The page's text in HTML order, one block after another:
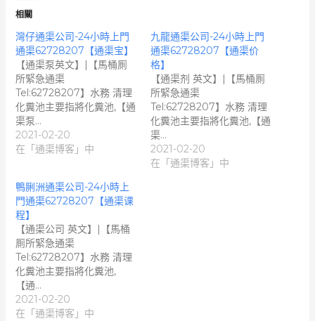
相關
灣仔通渠公司-24小時上門
通渠62728207【通渠宝】
【通渠泵英文】|【馬桶厠
所緊急通渠
Tel:62728207】水務 清理
化糞池主要指將化糞池,【通
渠泵…
2021-02-20
在「通渠博客」中
九龍通渠公司-24小時上門
通渠62728207【通渠价
格】
【通渠剂 英文】|【馬桶厠
所緊急通渠
Tel:62728207】水務 清理
化糞池主要指將化糞池,【通
渠…
2021-02-20
在「通渠博客」中
鴨脷洲通渠公司-24小時上
門通渠62728207【通渠课
程】
【通渠公司 英文】|【馬桶
厠所緊急通渠
Tel:62728207】水務 清理
化糞池主要指將化糞池,
【通…
2021-02-20
在「通渠博客」中